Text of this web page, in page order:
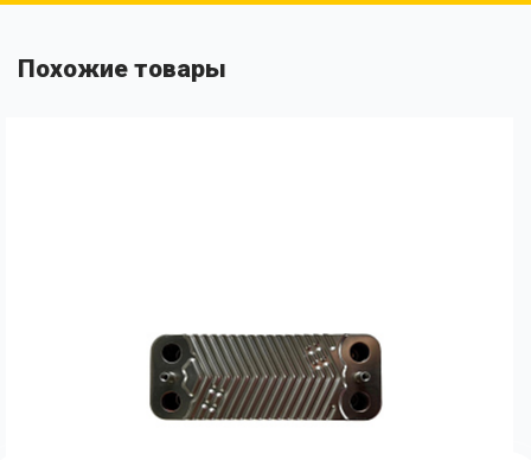
Похожие товары